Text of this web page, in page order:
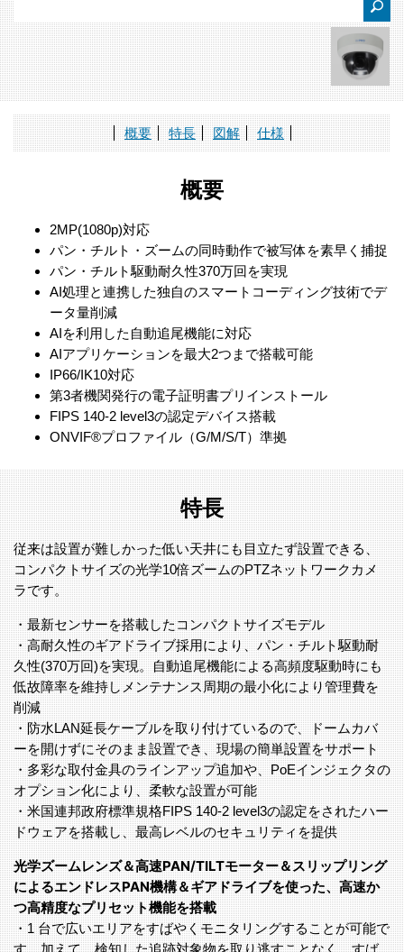
概要 特長 図解 仕様
概要
2MP(1080p)対応
パン・チルト・ズームの同時動作で被写体を素早く捕捉
パン・チルト駆動耐久性370万回を実現
AI処理と連携した独自のスマートコーディング技術でデ
ータ量削減
AIを利用した自動追尾機能に対応
AIアプリケーションを最大2つまで搭載可能
IP66/IK10対応
第3者機関発行の電子証明書プリインストール
FIPS 140-2 level3の認定デバイス搭載
ONVIF®プロファイル（G/M/S/T）準拠
特長
従来は設置が難しかった低い天井にも目立たず設置できる、
コンパクトサイズの光学10倍ズームのPTZネットワークカメ
ラです。
・最新センサーを搭載したコンパクトサイズモデル
・高耐久性のギアドライブ採用により、パン・チルト駆動耐
久性(370万回)を実現。自動追尾機能による高頻度駆動時にも
低故障率を維持しメンテナンス周期の最小化により管理費を
削減
・防水LAN延長ケーブルを取り付けているので、ドームカバ
ーを開けずにそのまま設置でき、現場の簡単設置をサポート
・多彩な取付金具のラインアップ追加や、PoEインジェクタの
オプション化により、柔軟な設置が可能
・米国連邦政府標準規格FIPS 140-2 level3の認定をされたハー
ドウェアを搭載し、最高レベルのセキュリティを提供
光学ズームレンズ＆高速PAN/TILTモーター＆スリップリング
によるエンドレスPAN機構＆ギアドライブを使った、高速か
つ高精度なプリセット機能を搭載
・1 台で広いエリアをすばやくモニタリングすることが可能で
す。加えて、検知した追跡対象物を取り逃すことなく、すば